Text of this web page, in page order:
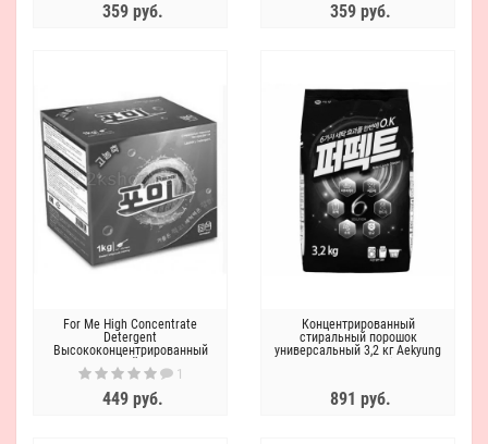
359 руб. 359 руб.
For Me High Сoncentrate
Detergent
Высококонцентрированный
стиральный порошок
1
449 руб.
Концентрированный
стиральный порошок
универсальный 3,2 кг Aekyung
891 руб.